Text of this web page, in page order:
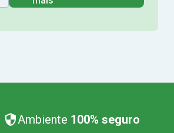
Ambiente 100% seguro